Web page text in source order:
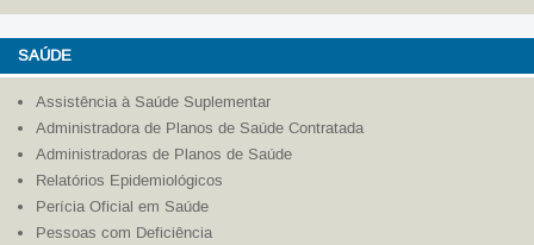
SAÚDE
Assistência à Saúde Suplementar
Administradora de Planos de Saúde Contratada
Administradoras de Planos de Saúde
Relatórios Epidemiológicos
Perícia Oficial em Saúde
Pessoas com Deficiência